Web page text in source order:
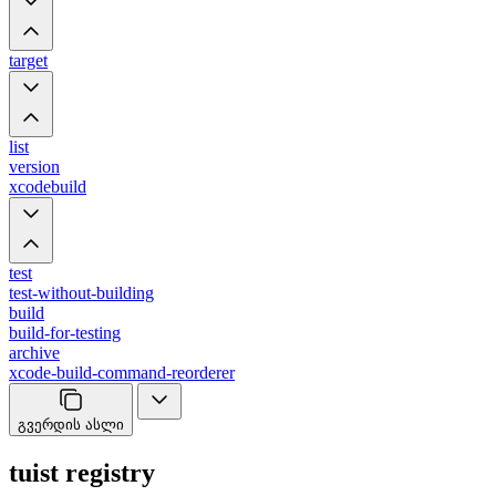
target
list
version
xcodebuild
test
test-without-building
build
build-for-testing
archive
xcode-build-command-reorderer
გვერდის ასლი
tuist registry